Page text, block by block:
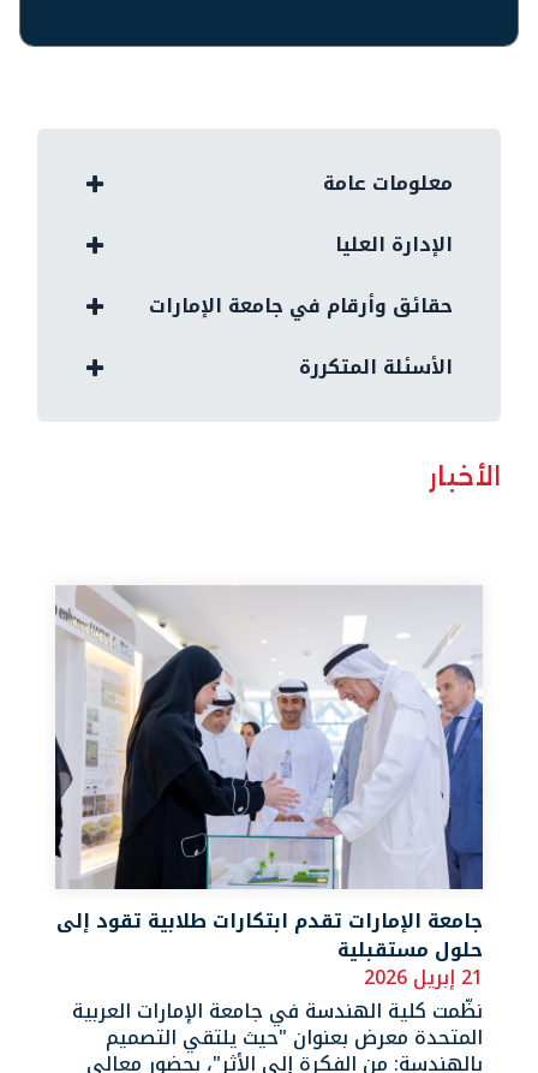
معلومات عامة
الإدارة العليا
حقائق وأرقام في جامعة الإمارات
الأسئلة المتكررة
الأخبار
جامعة الإمارات تقدم ابتكارات طلابية تقود إلى
حلول مستقبلية
21 إبريل 2026
نظّمت كلية الهندسة في جامعة الإمارات العربية
المتحدة معرض بعنوان "حيث يلتقي التصميم
بالهندسة: من الفكرة إلى الأثر"، بحضور معالي